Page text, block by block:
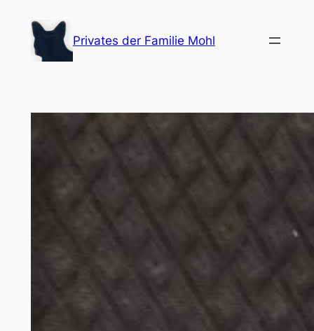
Inhalt
springen
Privates der Familie Mohl